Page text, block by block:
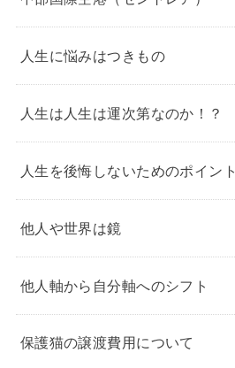
人生に悩みはつきもの
人生は人生は運次第なのか！？
人生を後悔しないためのポイント
他人や世界は鏡
他人軸から自分軸へのシフト
保護猫の譲渡費用について